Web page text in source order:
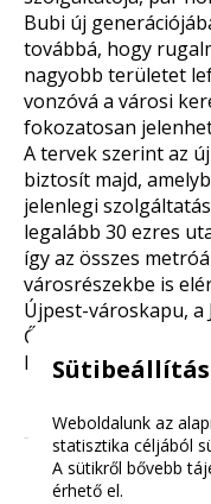
Bubi új
továbbá, hogy
nagyobb területet
vonzóvá a városi
fokozatosan
A tervek szerint az
biztosít majd,
jelenlegi
legalább 30 ezres
így az összes
városrészekbe is
Újpest-városkapu, a
Őrmező. A
leadhatók lesznek.
Weboldalunk az
statisztika céljából
A sütikről bővebb
érhető el.